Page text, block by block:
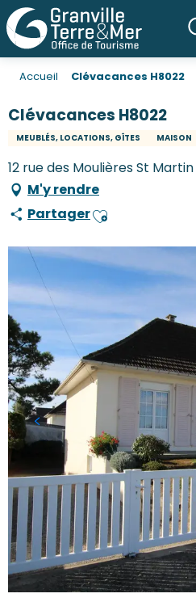
Accueil Clévacances H8022
Clévacances H8022
MEUBLÉS, LOCATIONS, GÎTES MAISON
12 rue des Moulières St
M'y rendre
PartagerAjouter aux